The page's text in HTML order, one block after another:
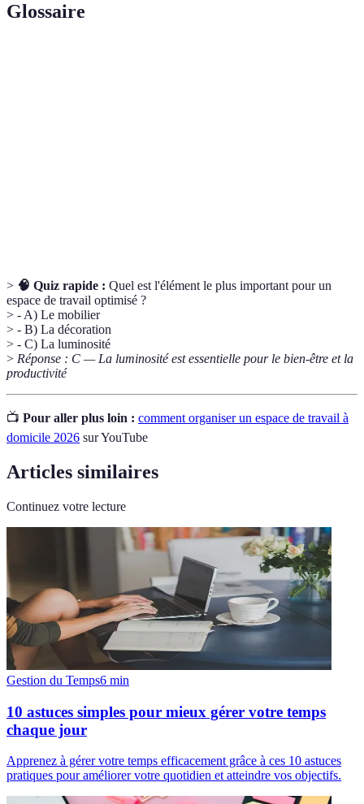
Glossaire
> 🧠 Quiz rapide : Quel est l'élément le plus important pour un
espace de travail optimisé ?
> - A) Le mobilier
> - B) La décoration
> - C) La luminosité
> Réponse : C — La luminosité est essentielle pour le bien-être et la
productivité
📺 Pour aller plus loin : comment organiser un espace de travail à
domicile 2026 sur YouTube
Articles similaires
Continuez votre lecture
Gestion du Temps6 min
10 astuces simples pour mieux gérer votre temps
chaque jour
Apprenez à gérer votre temps efficacement grâce à ces 10 astuces
pratiques pour améliorer votre quotidien et atteindre vos objectifs.